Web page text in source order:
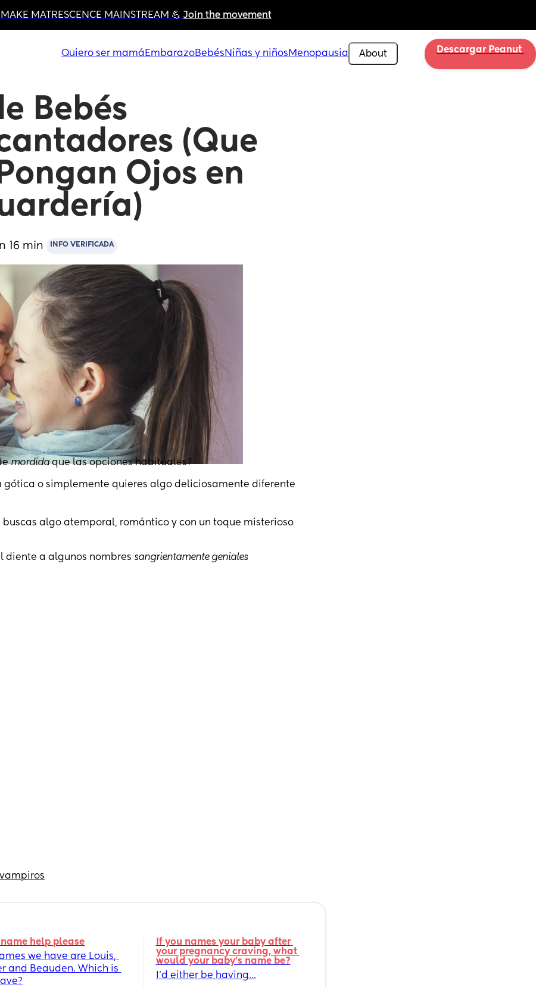
MAKE MATRESCENCE MAINSTREAM 💪 Join the movement
Quiero ser mamá EmbarazoBebés Niñas y niños Menopausia About Descargar Peanut
Bebés
(Que
Ojos en
16 min INFO VERIFICADA
mordidaque las opciones habituales?
o simplemente quieres algo deliciosamente diferente
algo atemporal, romántico y con un toque misterioso
diente a algunos nombres sangrientamente geniales
name help please
we have are Louis,
and Beauden. Which is
If you names your baby after
your pregnancy craving, what
would your baby's name be?
I’d either be having...